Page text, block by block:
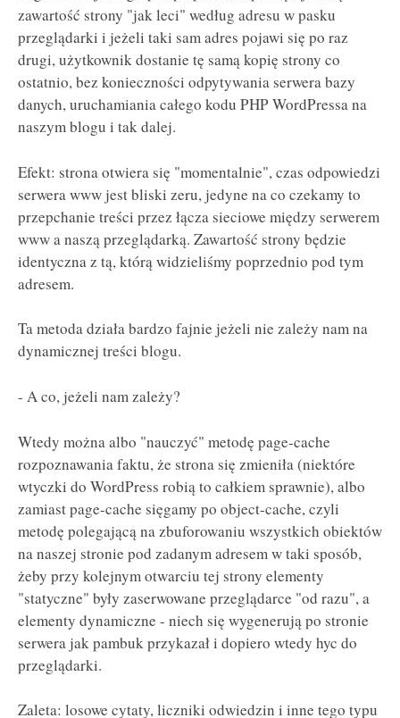
zawartość strony "jak leci" według adresu w pasku
przeglądarki i jeżeli taki sam adres pojawi się po raz
drugi, użytkownik dostanie tę samą kopię strony co
ostatnio, bez konieczności odpytywania serwera bazy
danych, uruchamiania całego kodu PHP WordPressa na
naszym blogu i tak dalej.
Efekt: strona otwiera się "momentalnie", czas odpowiedzi
serwera www jest bliski zeru, jedyne na co czekamy to
przepchanie treści przez łącza sieciowe między serwerem
www a naszą przeglądarką. Zawartość strony będzie
identyczna z tą, którą widzieliśmy poprzednio pod tym
adresem.
Ta metoda działa bardzo fajnie jeżeli nie zależy nam na
dynamicznej treści blogu.
- A co, jeżeli nam zależy?
Wtedy można albo "nauczyć" metodę page-cache
rozpoznawania faktu, że strona się zmieniła (niektóre
wtyczki do WordPress robią to całkiem sprawnie), albo
zamiast page-cache sięgamy po object-cache, czyli
metodę polegającą na zbuforowaniu wszystkich obiektów
na naszej stronie pod zadanym adresem w taki sposób,
żeby przy kolejnym otwarciu tej strony elementy
"statyczne" były zaserwowane przeglądarce "od razu", a
elementy dynamiczne - niech się wygenerują po stronie
serwera jak pambuk przykazał i dopiero wtedy hyc do
przeglądarki.
Zaleta: losowe cytaty, liczniki odwiedzin i inne tego typu